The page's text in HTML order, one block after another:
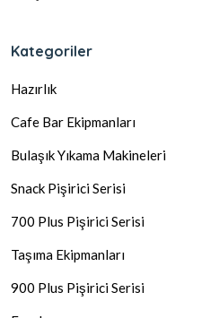
Kategoriler
Hazırlık
Cafe Bar Ekipmanları
Bulaşık Yıkama Makineleri
Snack Pişirici Serisi
700 Plus Pişirici Serisi
Taşıma Ekipmanları
900 Plus Pişirici Serisi